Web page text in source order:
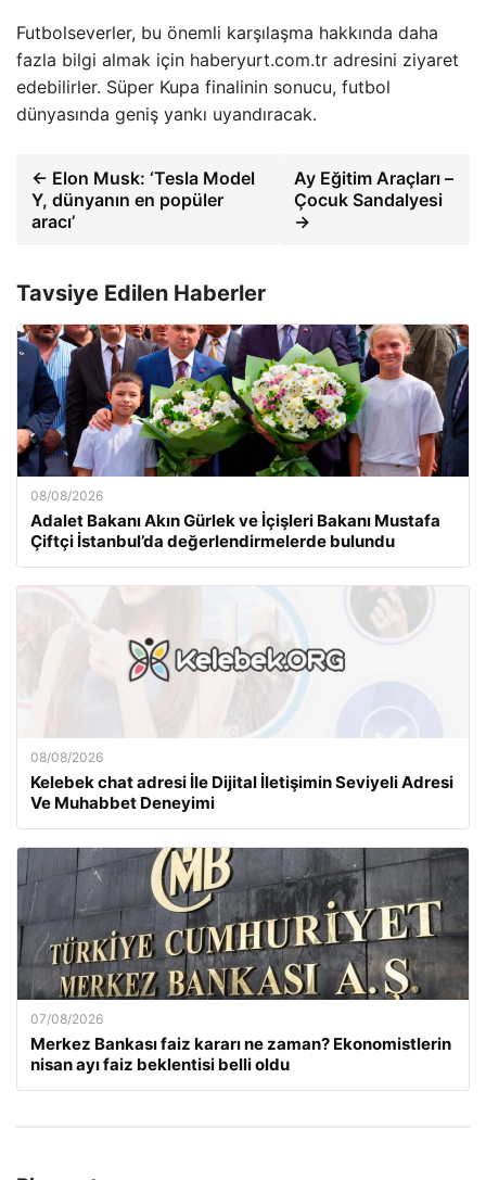
Futbolseverler, bu önemli karşılaşma hakkında daha
fazla bilgi almak için haberyurt.com.tr adresini ziyaret
edebilirler. Süper Kupa finalinin sonucu, futbol
dünyasında geniş yankı uyandıracak.
← Elon Musk: ‘Tesla Model
Y, dünyanın en popüler
aracı’
Ay Eğitim Araçları –
Çocuk Sandalyesi
→
Tavsiye Edilen Haberler
08/08/2026
Adalet Bakanı Akın Gürlek ve İçişleri Bakanı Mustafa
Çiftçi İstanbul’da değerlendirmelerde bulundu
08/08/2026
Kelebek chat adresi İle Dijital İletişimin Seviyeli Adresi
Ve Muhabbet Deneyimi
07/08/2026
Merkez Bankası faiz kararı ne zaman? Ekonomistlerin
nisan ayı faiz beklentisi belli oldu